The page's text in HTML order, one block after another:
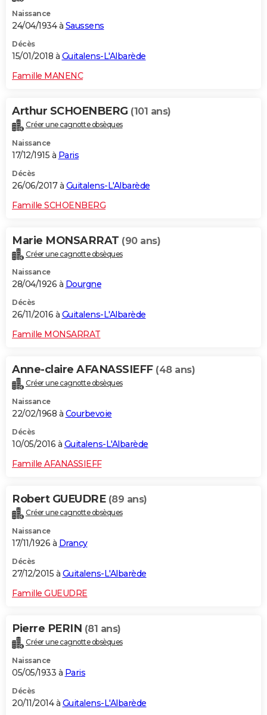
Naissance
24/04/1934 à Saussens
Décès
15/01/2018 à Guitalens-L'Albarède
Famille MANENC
Arthur SCHOENBERG (101 ans)
Créer une cagnotte obsèques
Naissance
17/12/1915 à Paris
Décès
26/06/2017 à Guitalens-L'Albarède
Famille SCHOENBERG
Marie MONSARRAT (90 ans)
Créer une cagnotte obsèques
Naissance
28/04/1926 à Dourgne
Décès
26/11/2016 à Guitalens-L'Albarède
Famille MONSARRAT
Anne-claire AFANASSIEFF (48 ans)
Créer une cagnotte obsèques
Naissance
22/02/1968 à Courbevoie
Décès
10/05/2016 à Guitalens-L'Albarède
Famille AFANASSIEFF
Robert GUEUDRE (89 ans)
Créer une cagnotte obsèques
Naissance
17/11/1926 à Drancy
Décès
27/12/2015 à Guitalens-L'Albarède
Famille GUEUDRE
Pierre PERIN (81 ans)
Créer une cagnotte obsèques
Naissance
05/05/1933 à Paris
Décès
20/11/2014 à Guitalens-L'Albarède